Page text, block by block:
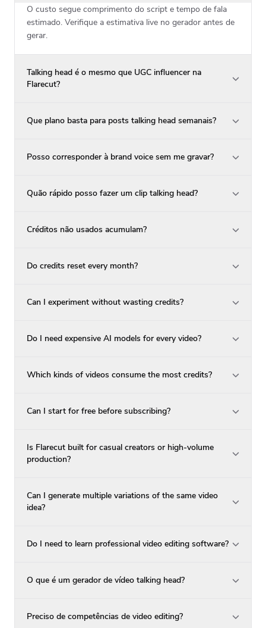
O custo segue comprimento do script e tempo de fala
estimado. Verifique a estimativa live no gerador antes de
gerar.
Talking head é o mesmo que UGC influencer na
Flarecut?
Que plano basta para posts talking head semanais?
Posso corresponder à brand voice sem me gravar?
Quão rápido posso fazer um clip talking head?
Créditos não usados acumulam?
Do credits reset every month?
Can I experiment without wasting credits?
Do I need expensive AI models for every video?
Which kinds of videos consume the most credits?
Can I start for free before subscribing?
Is Flarecut built for casual creators or high-volume
production?
Can I generate multiple variations of the same video
idea?
Do I need to learn professional video editing software?
O que é um gerador de vídeo talking head?
Preciso de competências de video editing?